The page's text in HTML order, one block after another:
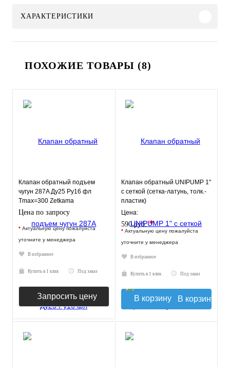
ХАРАКТЕРИСТИКИ
ПОХОЖИЕ ТОВАРЫ (8)
Клапан обратный подъем
чугун 287A Ду25 Ру16 фл
Tmax=300 Zetkama
287A025C31
Цена по запросу
* Актуальную цену пожалуйста
уточните у менеджера
В избранное
Купить в 1 клик Под заказ
Запросить цену
Клапан обратный UNIPUMP 1"
с сеткой (сетка-латунь, толк.-
пластик)
Цена:
590 руб.*
* Актуальную цену пожалуйста
уточните у менеджера
В избранное
Купить в 1 клик Под заказ
В корзину